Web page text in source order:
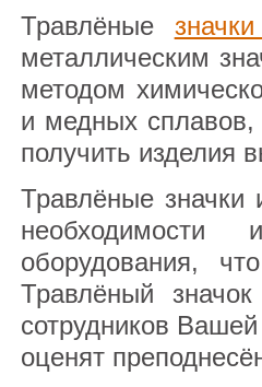
Травлёные
металлическим
методом
и медных сплавов,
получить изделия
Травлёные значки
необходимости
оборудования,
Травлёный
сотрудников
оценят